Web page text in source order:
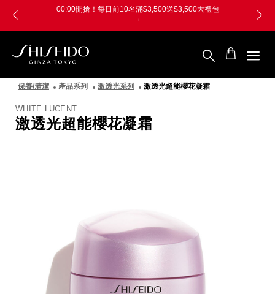
00:00開搶！每日前10名滿$3,500送$3,500大禮包
→
資
生
國
際
櫃
保養/清潔 產品系列 激透光系列 激透光超能櫻花凝霜
WHITE LUCENT
激透光超能櫻花凝霜